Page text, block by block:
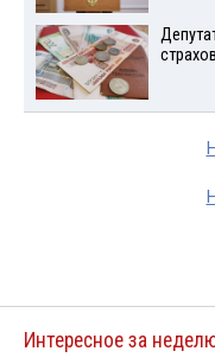
Интересное за